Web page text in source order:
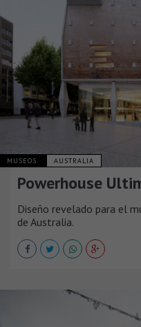
MUSEOS AUSTRALIA
Powerhouse
Diseño revelado para el
de Australia.